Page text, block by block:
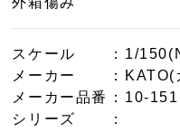
スケール
：1/
メーカー
：
メーカー品番
：10-
シリーズ
：